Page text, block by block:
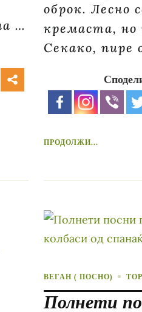
…
оброк. Лесно
кремаста, но
Секако, пире
ПРОДОЛЖИ...
ВЕГАН ( ПОСНО)
Полнети